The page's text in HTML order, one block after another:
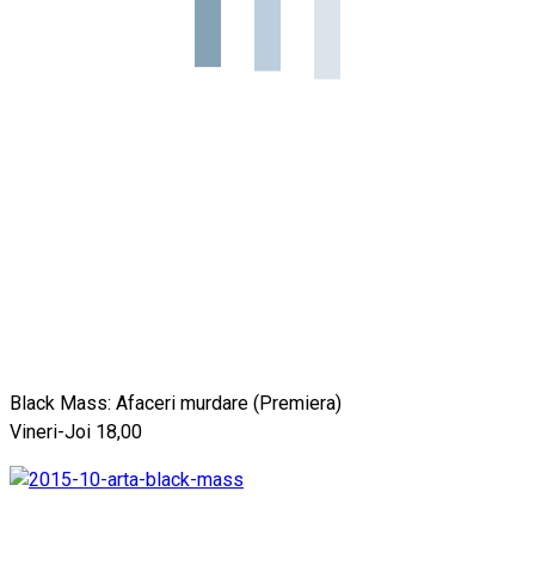
Black Mass: Afaceri murdare (Premiera)
Vineri-Joi 18,00